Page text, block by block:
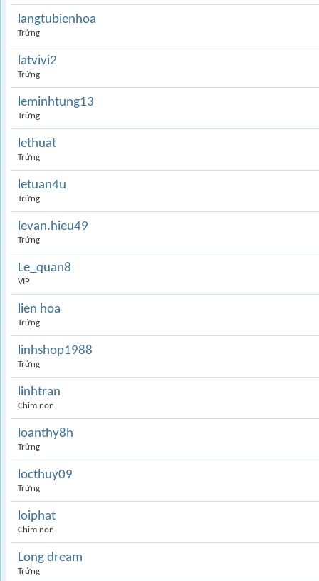
langtubienhoa
Trứng
latvivi2
Trứng
leminhtung13
Trứng
lethuat
Trứng
letuan4u
Trứng
levan.hieu49
Trứng
Le_quan8
VIP
lien hoa
Trứng
linhshop1988
Trứng
linhtran
Chim non
loanthy8h
Trứng
locthuy09
Trứng
loiphat
Chim non
Long dream
Trứng